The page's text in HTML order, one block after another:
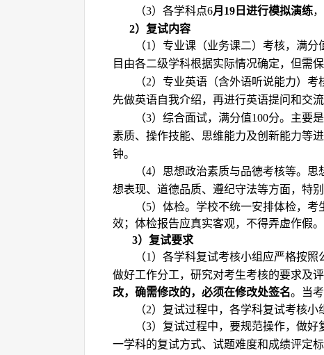
（3）各学科点6月 19 日进行模拟演练，
2）复试内容
（1 ）专业课（业务课二）考核，满分
目由各二级学科根据实际情况确定，但需
（2）专业英语（含外语听说能力）考
先做英语自我介绍，再进行英语提问和交流
（3）综合面试，满分值100分。 主要
素质、操作技能、思维能力及创新能力等
钟。
（4） 思想政治素质与品德考核等。思
想表现、道德品质、遵纪守法等方面，特
（5）体检。学校不统一安排体检，
效；体检报告应真实客观，不得弄虚作假。
3）复试要求
（1 ）各学科复试考核小组应严格按照
做好工作分工，研究对考生考核的要求及
改，确需修改的，必须在修改处签名。当
（2）复试过程中，各学科复试考核小
（3）复试过程中，要规范操作，做
一学科的复试方式、试题难度和成绩评定